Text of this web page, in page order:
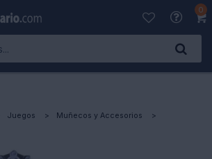
0
Juegos
Muñecos y Accesorios